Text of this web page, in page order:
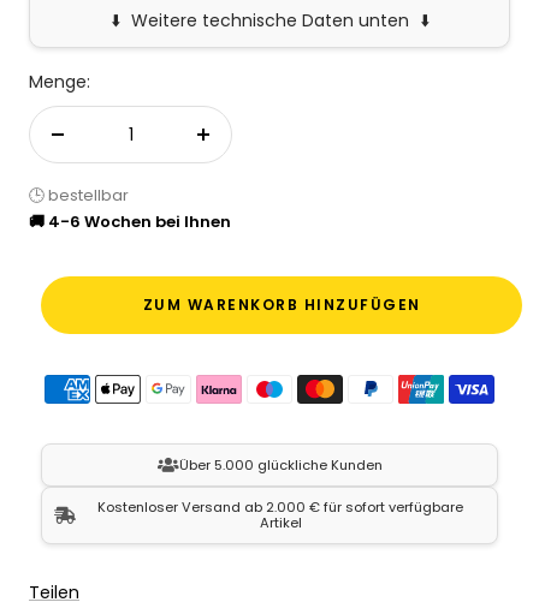
Weitere technische Daten unten
Menge:
Menge verringernMenge erhöhen
🕒 bestellbar
🚚 4-6 Wochen bei Ihnen
ZUM WARENKORB HINZUFÜGEN
Über 5.000 glückliche Kunden
Kostenloser Versand ab 2.000 € für sofort verfügbare
Artikel
Teilen